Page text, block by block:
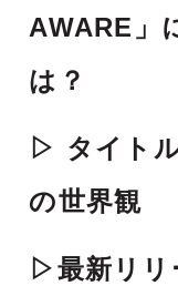
AWARE」
は？
▷ タイト
の世界観
▷最新リリ